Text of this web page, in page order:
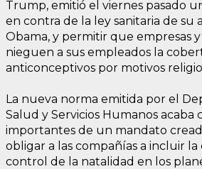
Trump, emitió el viernes pasado
en contra de la ley sanitaria de su
Obama, y permitir que empresas
nieguen a sus empleados la
anticonceptivos por motivos
La nueva norma emitida por el
Salud y Servicios Humanos acaba
importantes de un mandato
obligar a las compañías a incluir
control de la natalidad en los